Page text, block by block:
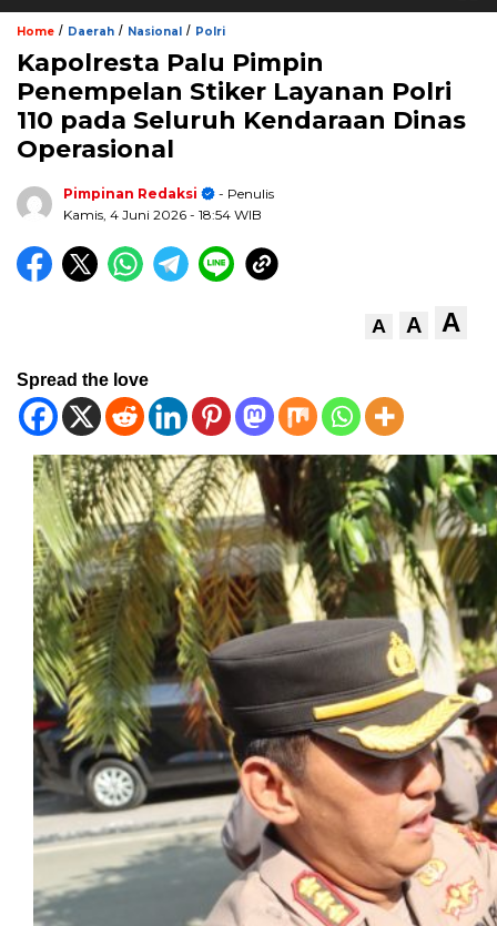
Home / Daerah / Nasional / Polri
Kapolresta Palu Pimpin
Penempelan Stiker Layanan Polri
110 pada Seluruh Kendaraan Dinas
Operasional
Pimpinan Redaksi
- Penulis
Kamis, 4 Juni 2026 - 18:54 WIB
A A A
Spread the love